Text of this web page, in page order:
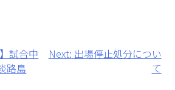
試合中
路島
Next: 出場停止処分につい
て